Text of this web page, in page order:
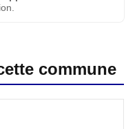
commune